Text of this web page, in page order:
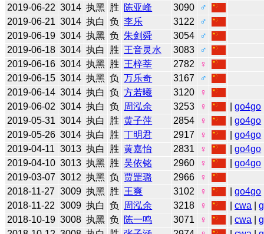
2019-06-22 3014 执黑 胜 陈亚峰 3090
♂
2019-06-21 3014 执白 负 李乐 3122
♂
2019-06-19 3014 执黑 负 朱剑舜 3054
♂
2019-06-18 3014 执白 胜 王音灵水 3083
♂
2019-06-16 3014 执黑 胜 王梓莘 2782
♀
2019-06-15 3014 执黑 负 万乐奇 3167
♂
2019-06-14 3014 执白 负 方若曦 3120
♀
2019-06-02 3014 执白 负 周泓余 3253 ♀ |go4go
2019-05-31 3014 执白 胜 黄子萍 2854 ♀ |go4go
2019-05-26 3014 执白 胜 丁明君 2917 ♀ |go4go
2019-04-11 3013 执白 胜 黄嘉怡 2831 ♀ |go4go
2019-04-10 3013 执黑 胜 吴依铭 2960 ♀ |go4go
2019-03-07 3012 执黑 负 贾罡璐 2966
♀
2018-11-27 3009 执黑 胜 王爽 3102 ♀ |go4go
2018-11-22 3009 执白 负 周泓余 3218 ♀ |cwa |
2018-10-19 3008 执黑 负 陈一鸣 3071 ♀ |cwa |